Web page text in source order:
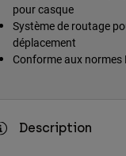
pour casque
Système de routage
déplacement
Conforme aux normes
Description